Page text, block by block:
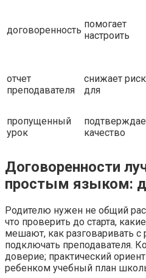
договоренность
помогает
настроить
отчет
преподавателя
снижает риск
для
пропущенный
урок
качество
Договоренности
простым языком:
Родителю нужен не общий
что проверить до старта,
мешают, как разговаривать с
подключать преподавателя.
доверие; практический
ребенком учебный план